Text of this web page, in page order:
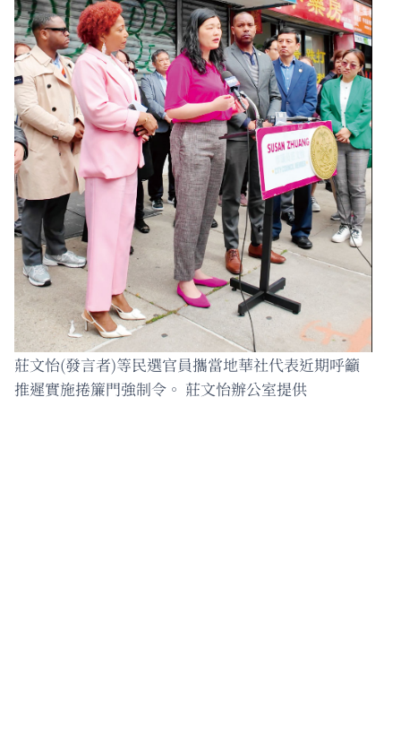
莊文怡(發言者)等民選官員攜當地華社代表近期呼籲
推遲實施捲簾門強制令。 莊文怡辦公室提供